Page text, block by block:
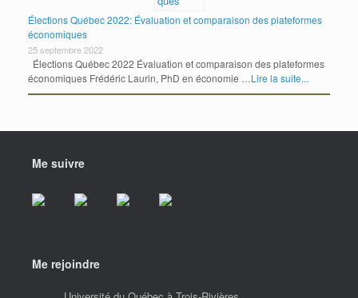
Élections Québec 2022: Évaluation et comparaison des plateformes
économiques
25 septembre 2022
Élections Québec 2022 Évaluation et comparaison des plateformes
économiques Frédéric Laurin, PhD en économie …Lire la suite...
Me suivre
Me rejoindre